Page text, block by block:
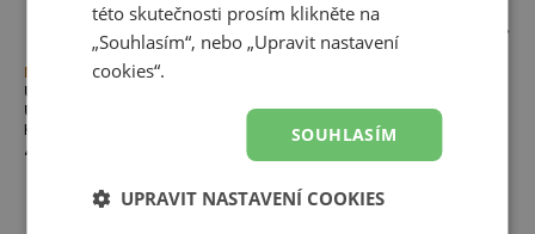
Novinka
Unisex boty New Balance
U18909P5 – černé
Kolekce U1890
4 799,00 Kč
U18903RB – žluté
Kolekce U1890
této skutečnosti prosím klikněte na
„Souhlasím“, nebo „Upravit nastavení
cookies“.
SOUHLASÍM
UPRAVIT NASTAVENÍ COOKIES